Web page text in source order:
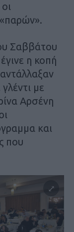
Σαββάτου
η κοπή
με
Αρσένη
και
που